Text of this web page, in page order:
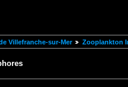
Villefranche-sur-Mer Zooplankton